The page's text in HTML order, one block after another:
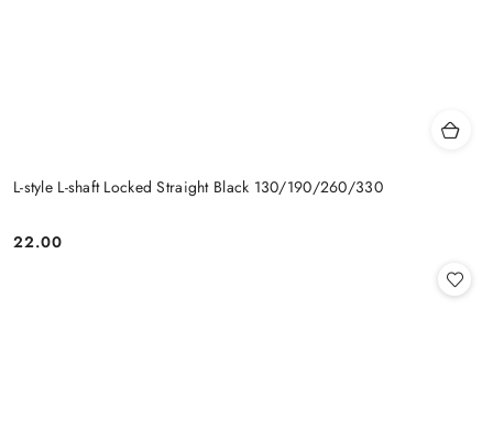
L-style L-shaft Locked Straight Black 130/190/260/330
Cena:
22.00